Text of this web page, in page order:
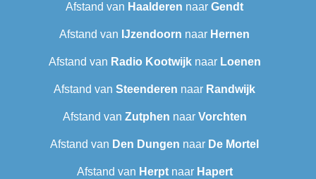
Afstand van Haalderen naar Gendt
Afstand van IJzendoorn naar Hernen
Afstand van Radio Kootwijknaar Loenen
Afstand van Steenderen naar Randwijk
Afstand van Zutphen naar Vorchten
Afstand van Den Dungen naar De Mortel
Afstand van Herptnaar Hapert